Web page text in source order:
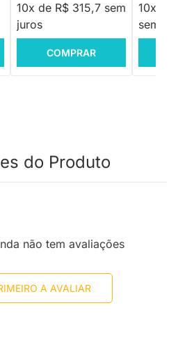
10x de R$ 315,7 sem
juros
COMPRAR
10x de
sem
do Produto
não tem avaliações
A AVALIAR